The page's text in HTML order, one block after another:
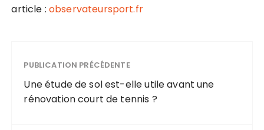
article : observateursport.fr
PUBLICATION PRÉCÉDENTE
Une étude de sol est-elle utile avant une
rénovation court de tennis ?